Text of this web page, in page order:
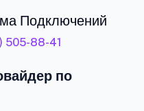
Подключений
505-88-41
по